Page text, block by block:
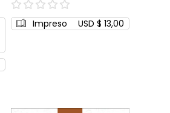
0%
Impreso USD $ 13,00